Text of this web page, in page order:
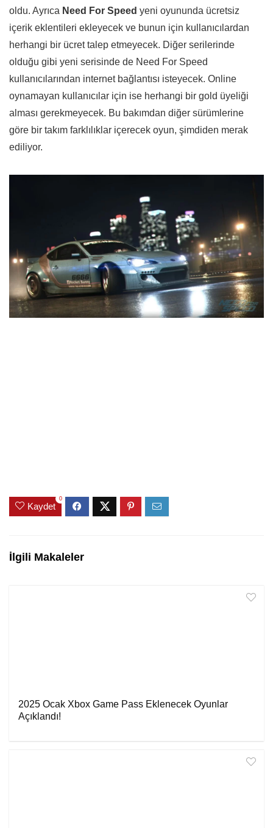
oldu. Ayrıca Need For Speed yeni oyununda ücretsiz
içerik eklentileri ekleyecek ve bunun için kullanıcılardan
herhangi bir ücret talep etmeyecek. Diğer serilerinde
olduğu gibi yeni serisinde de Need For Speed
kullanıcılarından internet bağlantısı isteyecek. Online
oynamayan kullanıcılar için ise herhangi bir gold üyeliği
alması gerekmeyecek. Bu bakımdan diğer sürümlerine
göre bir takım farklılıklar içerecek oyun, şimdiden merak
ediliyor.
Kaydet
0
İlgili Makaleler
2025 Ocak Xbox Game Pass Eklenecek Oyunlar
Açıklandı!